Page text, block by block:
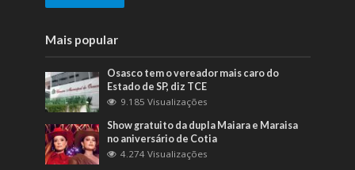
Mais popular
Osasco tem o vereador mais caro do
Estado de SP, diz TCE
9.185 Visualizações
Show gratuito da dupla Maiara e Maraisa
no aniversário de Cotia
4.274 Visualizações